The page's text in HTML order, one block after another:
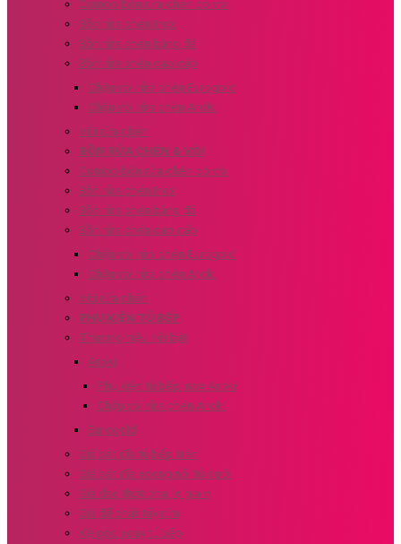
Combo bồn rửa chén có vòi
Bồn rửa chén Inox
Bồn rửa chén bằng đá
Bồn rửa chén cao cấp
Chậu vòi rửa chén Eurogold
Chậu vòi rửa chén Aroki
Vòi rửa chén
BỒN RỬA CHÉN & VÒI
Combo bồn rửa chén có vòi
Bồn rửa chén Inox
Bồn rửa chén bằng đá
Bồn rửa chén cao cấp
Chậu vòi rửa chén Eurogold
Chậu vòi rửa chén Aroki
Vòi rửa chén
PHỤ KIỆN TỦ BẾP
Thương hiệu nổi bật
Aroki
Phụ kiện tủ bếp Inox Aroki
Chậu vòi rửa chén Aroki
Eurogold
Giá bát đĩa tủ bếp trên
Giá bát đĩa xoong nồi tủ dưới
Giá dao thớt chai lọ gia vị
Giá để chất tẩy rửa
Kệ góc xoay tủ bếp